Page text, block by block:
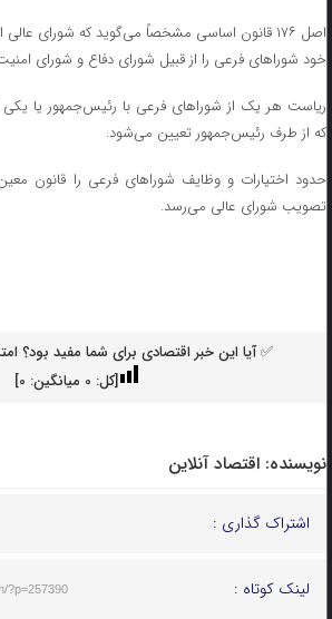
اصل ۱۷۶ قانون اساسی مشخصاً می‌گوید که شورای
خود شورا‌های فرعی را از قبیل شورای دفاع و شورای
ریاست هر یک از شورا‌های فرعی با رئیس‌جمهور یا
که از طرف رئیس‌جمهور تعیین می‌شود.
حدود اختیارات و وظایف شورا‌های فرعی را قانون
تصویب شورای عالی می‌رسد.
✅ آیا این خبر اقتصادی برای شما مفید بود؟
[کل: 0میانگین: 0
]
نویسنده: اقتصاد آنلاین
اشتراک گذاری :
لینک کوتاه : ?p=257390